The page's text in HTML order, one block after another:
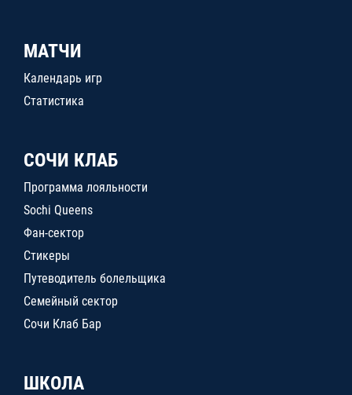
МАТЧИ
Календарь игр
Статистика
СОЧИ КЛАБ
Программа лояльности
Sochi Queens
Фан-сектор
Стикеры
Путеводитель болельщика
Семейный сектор
Сочи Клаб Бар
ШКОЛА